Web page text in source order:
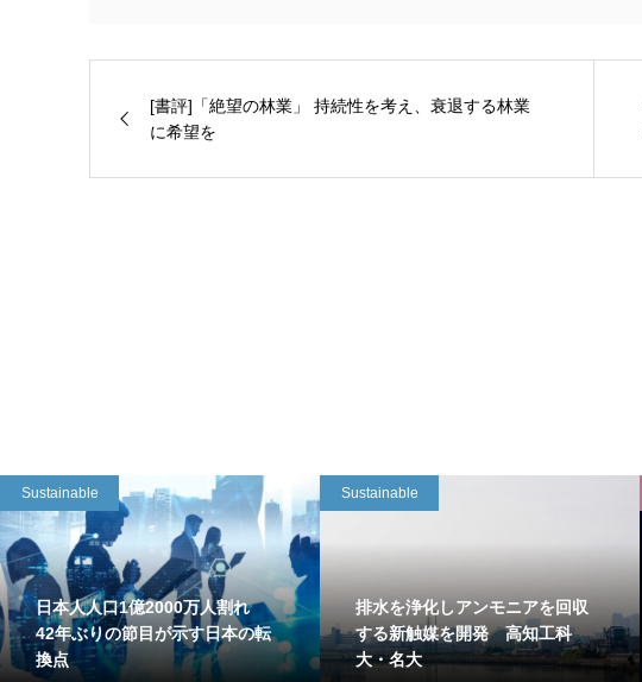
[書評]「絶望の林業」 持続性を考え、衰退する林業
に希望を
Sustainable
日本人人口1億2000万人割れ
42年ぶりの節目が示す日本の転
換点
Sustainable
排水を浄化しアンモニアを回収
する新触媒を開発 高知工科
大・名大